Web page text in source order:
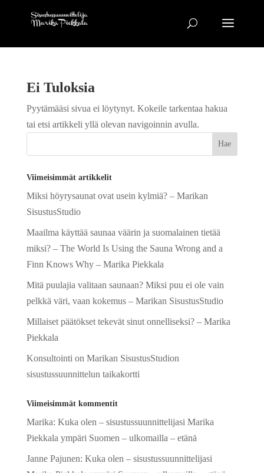
Ei Tuloksia
Pyytämääsi sivua ei löytynyt. Kokeile tarkentaa hakua
tai etsi artikkeli yllä olevan navigoinnin avulla.
Viimeisimmät artikkelit
Miksi höyrysaunat ovat usein kylmiä? – Marikan
SisustusStudio
Maailma käyttää saunaa väärin ja suomalainen tietää
miksi? – The World Is Using the Sauna Wrong and a
Finn Knows Why – Marika Piekkala
Mitä puulajia valitaan saunaan? Miksi puu ei ole vain
pelkkä väri, vaan kokemus – Marikan SisustusStudio
Millaiset päätökset tekevät sinut onnelliseksi? – Marika
Piekkala
Konsultointi on Marikan SisustusStudion
sisustussuunnittelun taikakortti
Viimeisimmät kommentit
Marika: Kuka olen – sisustussuunnittelijasi Marika
Piekkala ympäri Suomen – ulkomailla – etänä
Janne Pajunen: Kuka olen – sisustussuunnittelijasi